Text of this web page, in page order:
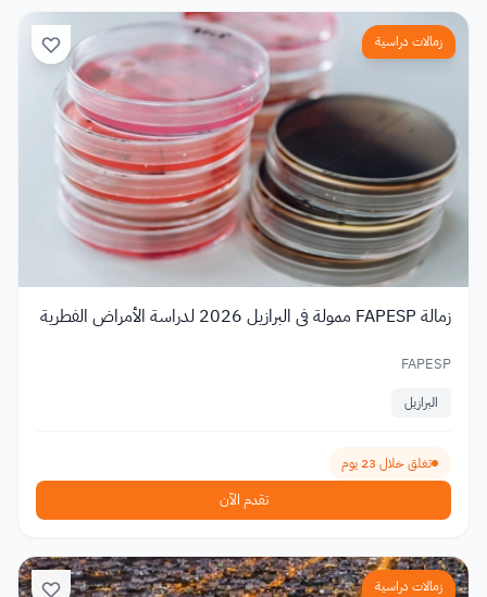
زمالات دراسية
زمالة FAPESP ممولة في البرازيل 2026 لدراسة الأمراض الفطرية
FAPESP
البرازيل
تغلق خلال 23 يوم
تقدم الآن
زمالات دراسية